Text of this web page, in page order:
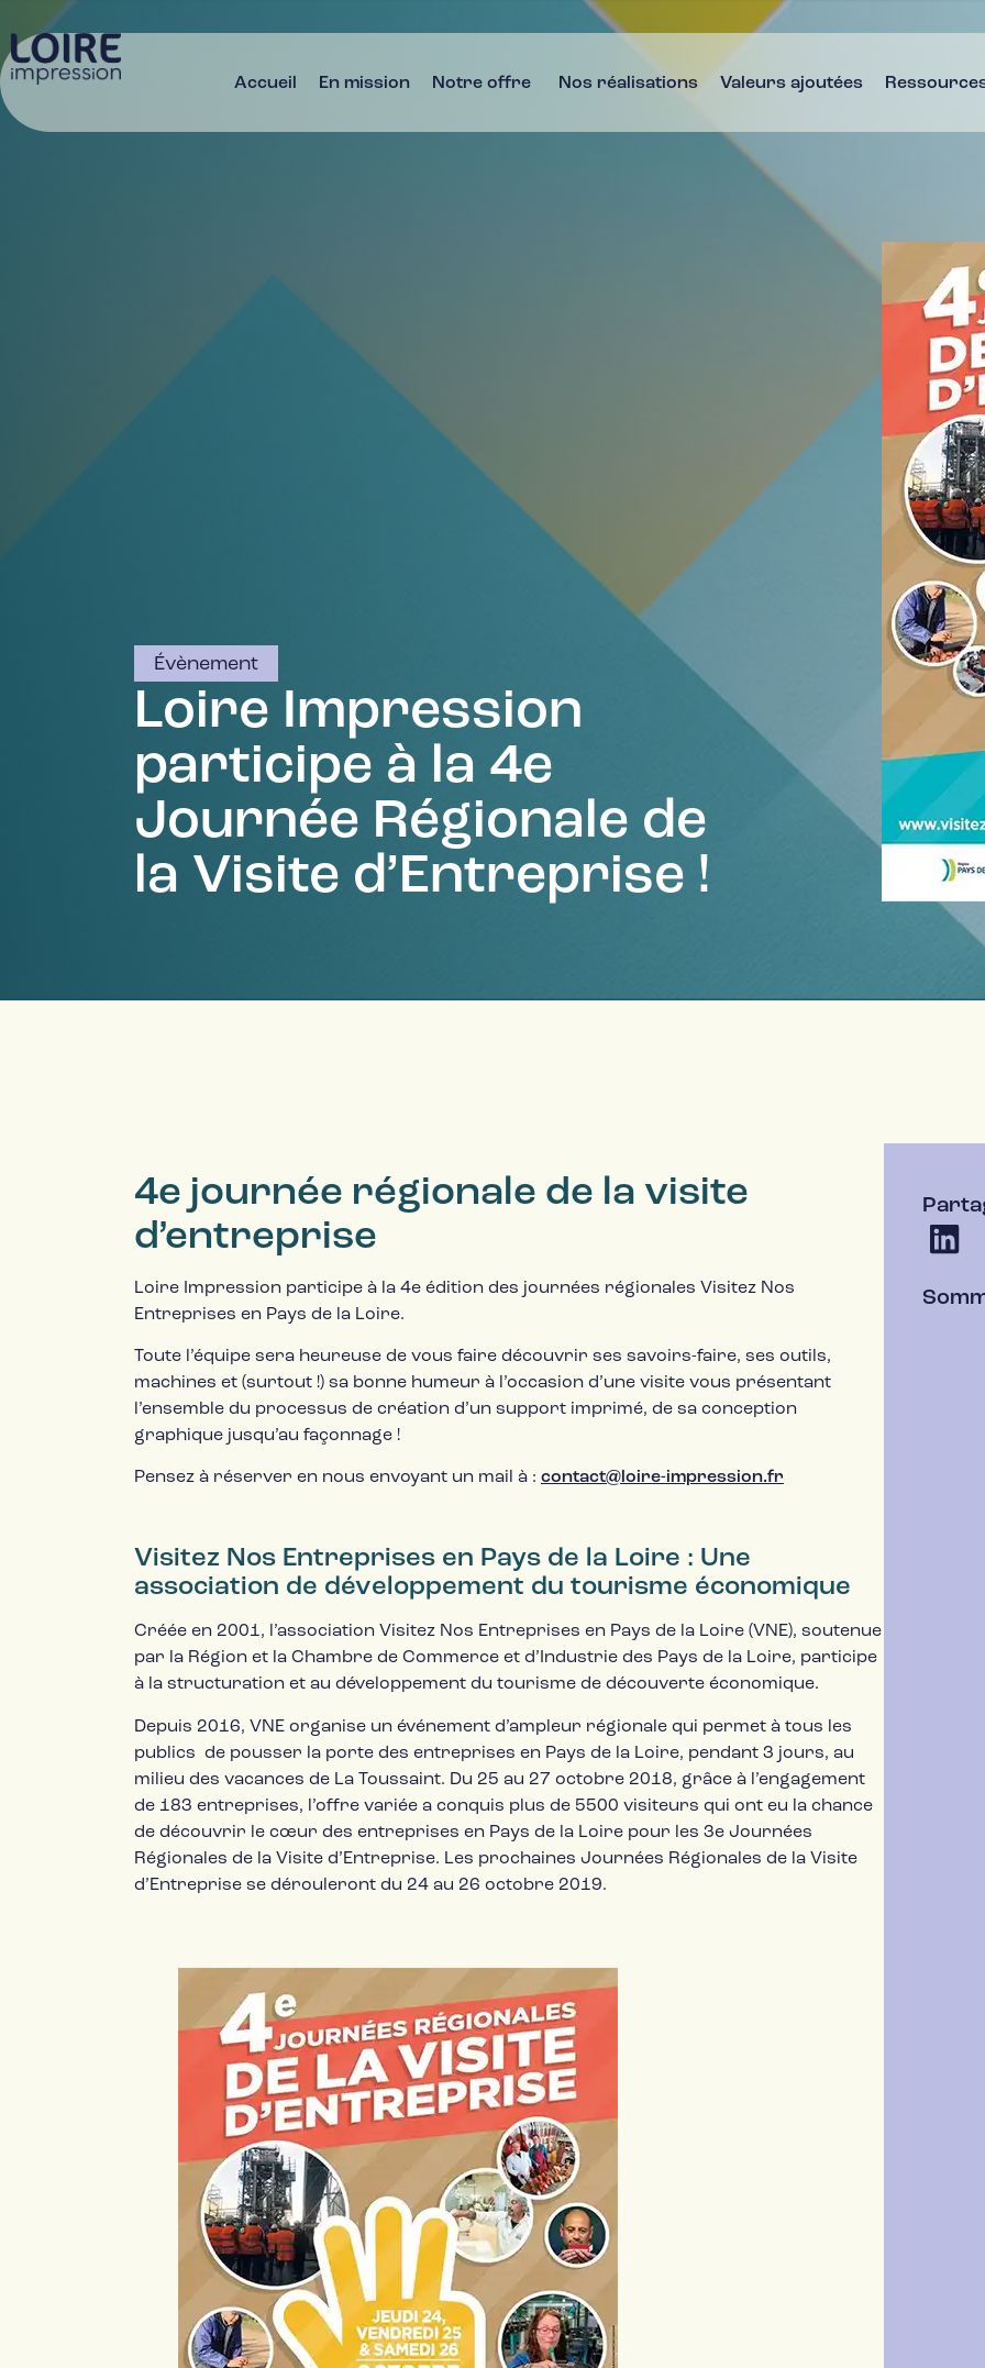
Accueil En mission Notre offre Nos réalisations Valeurs ajoutées
Évènement
Loire Impression
participe à la 4e
Journée Régionale de
la Visite d’Entreprise !
4e journée régionale de la visite
d’entreprise
Loire Impression participe à la 4e édition des journées régionales Visitez Nos
Entreprises en Pays de la Loire.
Toute l’équipe sera heureuse de vous faire découvrir ses savoirs-faire, ses outils,
machines et (surtout !) sa bonne humeur à l’occasion d’une visite vous présentant
l’ensemble du processus de création d’un support imprimé, de sa conception
graphique jusqu’au façonnage !
Pensez à réserver en nous envoyant un mail à : contact@loire-impression.fr
Visitez Nos Entreprises en Pays de la Loire : Une
association de développement du tourisme économique
Créée en 2001, l’association Visitez Nos Entreprises en Pays de la Loire (VNE), soutenue
par la Région et la Chambre de Commerce et d’Industrie des Pays de la Loire, participe
à la structuration et au développement du tourisme de découverte économique.
Depuis 2016, VNE organise un événement d’ampleur régionale qui permet à tous les
publics de pousser la porte des entreprises en Pays de la Loire, pendant 3 jours, au
milieu des vacances de La Toussaint. Du 25 au 27 octobre 2018, grâce à l’engagement
de 183 entreprises, l’offre variée a conquis plus de 5500 visiteurs qui ont eu la chance
de découvrir le cœur des entreprises en Pays de la Loire pour les 3e Journées
Régionales de la Visite d’Entreprise. Les prochaines Journées Régionales de la Visite
d’Entreprise se dérouleront du 24 au 26 octobre 2019.